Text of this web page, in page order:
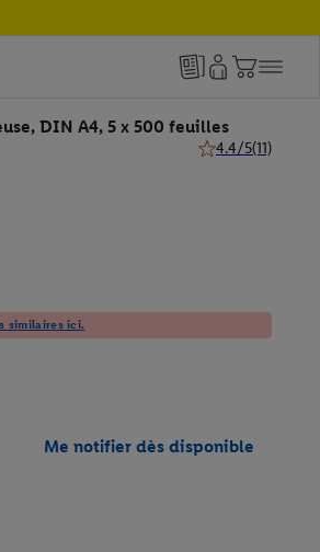
DIN A4, 5 x 500 feuilles
4.4/5(11)
similaires ici.
Me notifier dès disponible